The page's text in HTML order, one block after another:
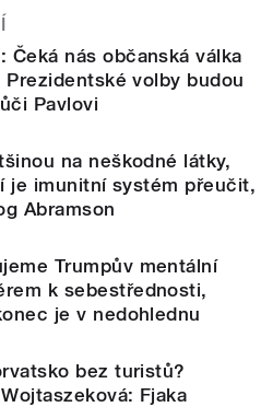
Čeká nás občanská válka
Prezidentské volby budou
Pavlovi
na neškodné látky,
je imunitní systém přeučit,
Abramson
Trumpův mentální
k sebestřednosti,
je v nedohlednu
bez turistů?
Fjaka